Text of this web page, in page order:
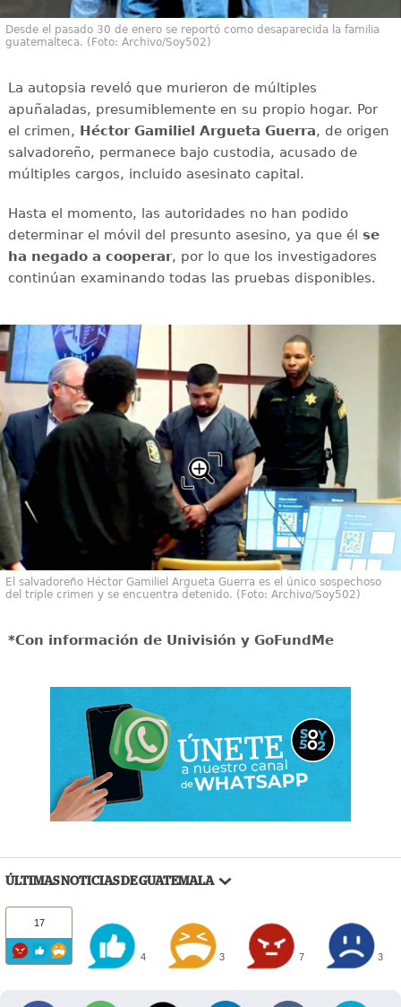
Desde el pasado 30 de enero se reportó como desaparecida la familia
guatemalteca. (Foto: Archivo/Soy502)
La autopsia reveló que murieron de múltiples
apuñaladas, presumiblemente en su propio hogar. Por
el crimen, Héctor Gamiliel Argueta Guerra, de origen
salvadoreño, permanece bajo custodia, acusado de
múltiples cargos, incluido asesinato capital.
Hasta el momento, las autoridades no han podido
determinar el móvil del presunto asesino, ya que él se
ha negado a cooperar, por lo que los investigadores
continúan examinando todas las pruebas disponibles.
El salvadoreño Héctor Gamiliel Argueta Guerra es el único sospechoso
del triple crimen y se encuentra detenido. (Foto: Archivo/Soy502)
*Con información de Univisión y GoFundMe
ÚLTIMAS NOTICIAS DE GUATEMALA
17
4 3 7 3